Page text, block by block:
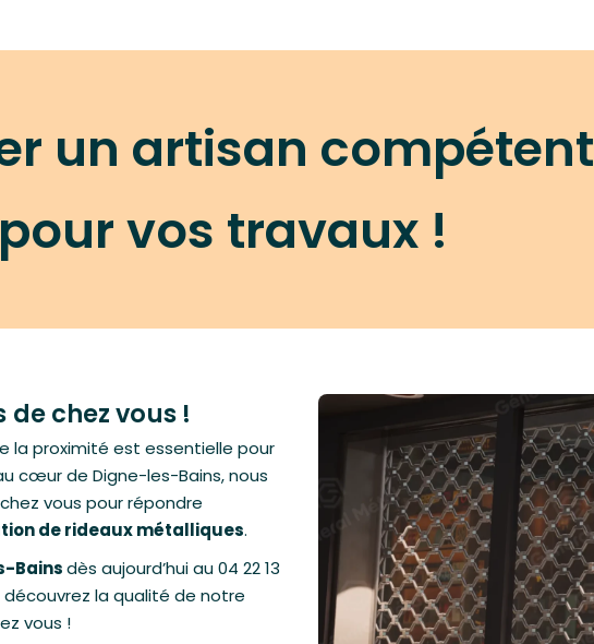
un artisan compétent
pour vos travaux !
chez vous !
la proximité est essentielle pour
cœur de Digne-les-Bains, nous
vous pour répondre
de rideaux métalliques.
Bainsdès aujourd’hui au 04 22 13
la qualité de notre
vous !